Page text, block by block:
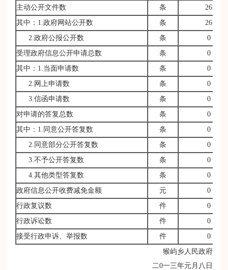
主动公开文件数
条
26
其中：1.政府网站公开数
条
26
2.政府公报公开数
条
0
受理政府信息公开申请总数
条
0
其中：1.当面申请数
条
0
2.网上申请数
条
0
3.信函申请数
条
0
对申请的答复总数
条
0
其中：1.同意公开答复数
条
0
2.同意部分公开答复数
条
0
3.不予公开答复数
条
0
4.其他类型答复数
条
0
政府信息公开收费减免金额
元
0
行政复议数
件
0
行政诉讼数
件
0
接受行政申诉、举报数
件
0
猴屿乡人民政府
二0一三年元月八日